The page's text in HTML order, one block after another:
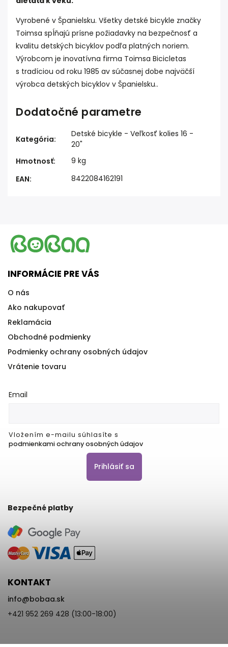
Vyrobené v Španielsku. Všetky detské bicykle značky
Toimsa spĺňajú prísne požiadavky na bezpečnosť a
kvalitu detských bicyklov podľa platných noriem.
Výrobcom je inovatívna firma Toimsa Bicicletas
s tradíciou od roku 1985 av súčasnej dobe najväčší
výrobca detských bicyklov v Španielsku..
Dodatočné parametre
Kategória:
Detské bicykle - Veľkosť kolies 16 -
20"
Hmotnosť:
9 kg
EAN: 8422084162191
INFORMÁCIE PRE VÁS
O nás
Ako nakupovať
Reklamácia
Obchodné podmienky
Podmienky ochrany osobných údajov
Vrátenie tovaru
Email
Vložením e-mailu súhlasíte s
podmienkami ochrany osobných údajov
Prihlásiť sa
Bezpečné platby
KONTAKT
info@bobaa.sk
+421 952 269 428 (13:00-18:00)